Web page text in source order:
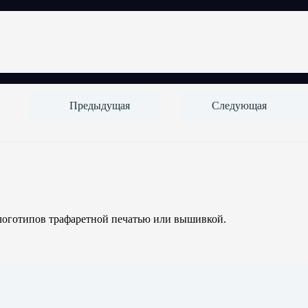
Предыдущая Следующая
трафаретной печатью или вышивкой.